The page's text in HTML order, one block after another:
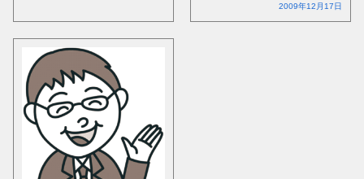
2009年12月17日